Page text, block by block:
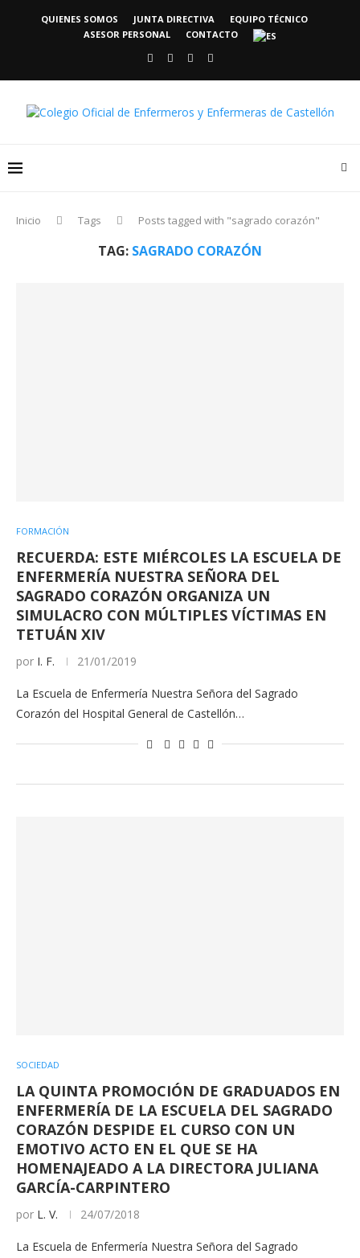
QUIENES SOMOS JUNTA DIRECTIVA
EQUIPO TÉCNICO
ASESOR PERSONAL
CONTACTO
Inicio Tags Posts tagged with "sagrado corazón"
TAG: SAGRADO CORAZÓN
FORMACIÓN
RECUERDA: ESTE MIÉRCOLES LA ESCUELA DE
ENFERMERÍA NUESTRA SEÑORA DEL
SAGRADO CORAZÓN ORGANIZA UN
SIMULACRO CON MÚLTIPLES VÍCTIMAS EN
TETUÁN XIV
por I. F. 21/01/2019
La Escuela de Enfermería Nuestra Señora del Sagrado
Corazón del Hospital General de Castellón…
SOCIEDAD
LA QUINTA PROMOCIÓN DE GRADUADOS EN
ENFERMERÍA DE LA ESCUELA DEL SAGRADO
CORAZÓN DESPIDE EL CURSO CON UN
EMOTIVO ACTO EN EL QUE SE HA
HOMENAJEADO A LA DIRECTORA JULIANA
GARCÍA-CARPINTERO
por L. V. 24/07/2018
La Escuela de Enfermería Nuestra Señora del Sagrado